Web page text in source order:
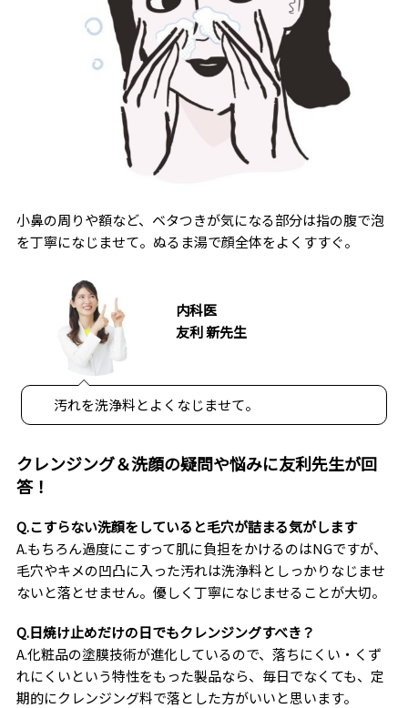
小鼻の周りや額など、ベタつきが気になる部分は指の腹で泡
を丁寧になじませて。ぬるま湯で顔全体をよくすすぐ。
内科医
友利 新先生
汚れを洗浄料とよくなじませて。
クレンジング＆洗顔の疑問や悩みに友利先生が回
答！
Q.こすらない洗顔をしていると毛穴が詰まる気がします
A.もちろん過度にこすって肌に負担をかけるのはNGですが、
毛穴やキメの凹凸に入った汚れは洗浄料としっかりなじませ
ないと落とせません。優しく丁寧になじませることが大切。
Q.日焼け止めだけの日でもクレンジングすべき？
A.化粧品の塗膜技術が進化しているので、落ちにくい・くず
れにくいという特性をもった製品なら、毎日でなくても、定
期的にクレンジング料で落とした方がいいと思います。